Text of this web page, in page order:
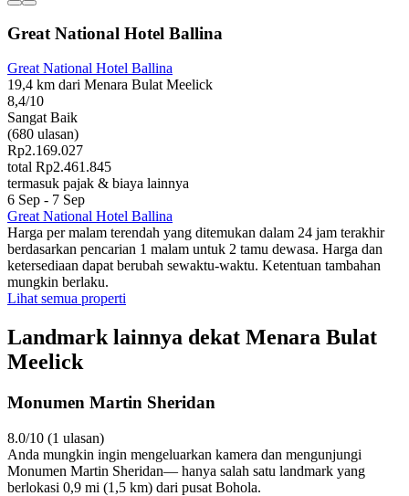
Great National Hotel Ballina
Great National Hotel Ballina
19,4 km dari Menara Bulat Meelick
8,4/10
Sangat Baik
(680 ulasan)
Rp2.169.027
total Rp2.461.845
termasuk pajak & biaya lainnya
6 Sep - 7 Sep
Great National Hotel Ballina
Harga per malam terendah yang ditemukan dalam 24 jam terakhir
berdasarkan pencarian 1 malam untuk 2 tamu dewasa. Harga dan
ketersediaan dapat berubah sewaktu-waktu. Ketentuan tambahan
mungkin berlaku.
Lihat semua properti
Landmark lainnya dekat Menara Bulat
Meelick
Monumen Martin Sheridan
8.0/10 (1 ulasan)
Anda mungkin ingin mengeluarkan kamera dan mengunjungi
Monumen Martin Sheridan— hanya salah satu landmark yang
berlokasi 0,9 mi (1,5 km) dari pusat Bohola.